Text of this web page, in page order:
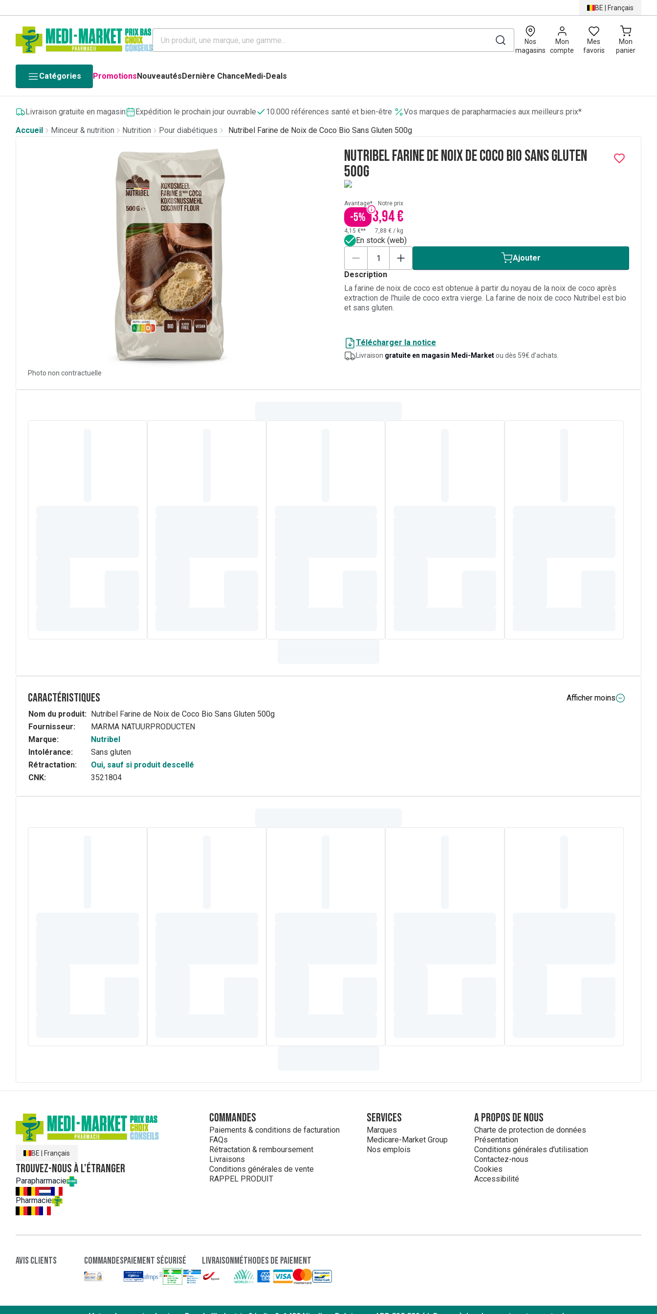
BE | Français
Nos
magasins
Mon
compte
Mes
favoris
Mon
panier
0
Catégories PromotionsNouveautésDernière ChanceMedi-Deals
Livraison gratuite en magasin Expédition le prochain jour ouvrable 10.000 références santé et bien-être
Vos marques de parapharmacies aux meilleurs prix*
Accueil
Minceur & nutrition Nutrition Pour diabétiques Nutribel Farine de Noix de Coco Bio Sans Gluten 500g
Photo non contractuelle
Nutribel Farine de Noix de Coco Bio Sans Gluten
500g
Avantage*
-5%
Notre prix
3,94 €
4,15 €** 7,88 € / kg
En stock (web)
Ajouter
Description
La farine de noix de coco est obtenue à partir du noyau de la noix de coco après
extraction de l'huile de coco extra vierge. La farine de noix de coco Nutribel est bio
et sans gluten.
Télécharger la notice
Livraison gratuite en magasin Medi-Marketou dès 59€ d’achats.
Caractéristiques
Afficher moins
Nom du produit: Nutribel Farine de Noix de Coco Bio Sans Gluten 500g
Fournisseur:
MARMA NATUURPRODUCTEN
Marque:
Nutribel
Intolérance:
Sans gluten
Rétractation:
Oui, sauf si produit descellé
CNK:
3521804
BE Français
Trouvez-nous à l'étranger
Parapharmacie
Pharmacie
Commandes
Paiements & conditions de facturation
FAQs
Rétractation & remboursement
Livraisons
Conditions générales de vente
RAPPEL PRODUIT
Services
Marques
Medicare-Market Group
Nos emplois
A propos de nous
Charte de protection de données
Présentation
Conditions générales d'utilisation
Contactez-nous
Cookies
Accessibilité
Avis clients Commandespaiement sécurisé LivraisonMéthodes de paiement